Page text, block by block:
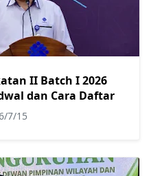
II Batch I 2026
dan Cara Daftar
7/15